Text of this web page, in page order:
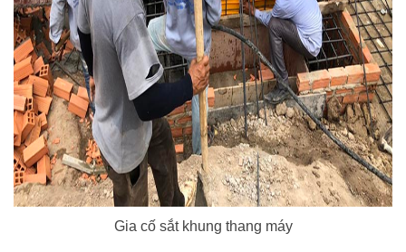
Gia cố sắt khung thang máy